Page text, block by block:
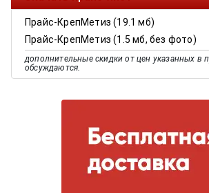
Прайс-КрепМетиз (19.1 мб)
Прайс-КрепМетиз (1.5 мб, без фото)
дополнительные скидки от цен указанных в
обсуждаются.